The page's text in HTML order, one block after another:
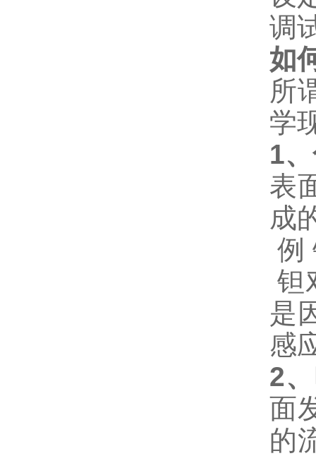
调
如
所
学
1
表
成
例
钽
是
感
2
面
的